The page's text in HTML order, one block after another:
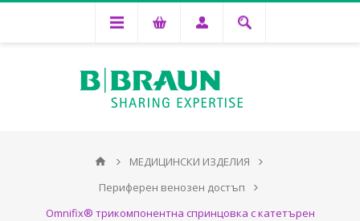
МЕДИЦИНСКИ ИЗДЕЛИЯ
Периферен венозен достъп
Omnifix® трикомпонентна спринцовка с катетърен